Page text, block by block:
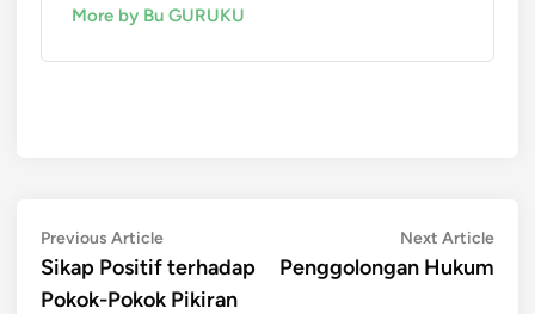
More by Bu GURUKU
Post
navigation
Previous ArticlePrevious
article:
Sikap Positif terhadap
Pokok-Pokok Pikiran
Next ArticleNext
Penggolongan Hukum